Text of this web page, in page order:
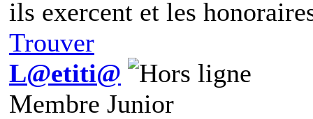
ils exercent et les
Trouver
L@etiti@
Membre Junior